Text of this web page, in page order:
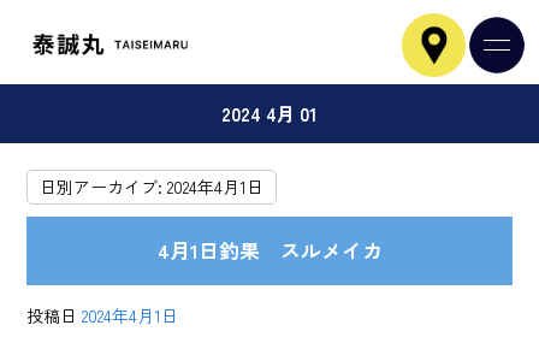
2024 4月 01
日別アーカイブ:2024年4月1日
4月1日釣果 スルメイカ
投稿日 2024年4月1日